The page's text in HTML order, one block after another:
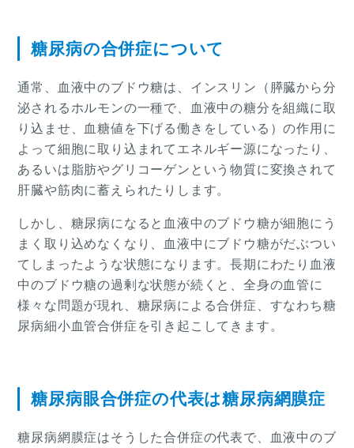
糖尿病の合併症について
通常、血液中のブドウ糖は、インスリン（膵臓から分
泌されるホルモンの一種で、血液中の糖分を組織に取
り込ませ、血糖値を下げる働きをしている）の作用に
よって細胞に取り込まれてエネルギー源になったり、
あるいは脂肪やグリコーゲンという物質に変換されて
肝臓や筋肉に蓄えられたりします。
しかし、糖尿病になると血液中のブドウ糖が細胞にう
まく取り込めなくなり、血液中にブドウ糖がだぶつい
てしまったような状態になります。長期にわたり血液
中のブドウ糖の過剰な状態が続くと、全身の血管に
様々な問題が現れ、糖尿病による合併症、すなわち糖
尿病細小血管合併症を引き起こしてきます。
糖尿病眼合併症の代表は糖尿病網膜症
糖尿病網膜症はそうした合併症の代表で、血液中のブ